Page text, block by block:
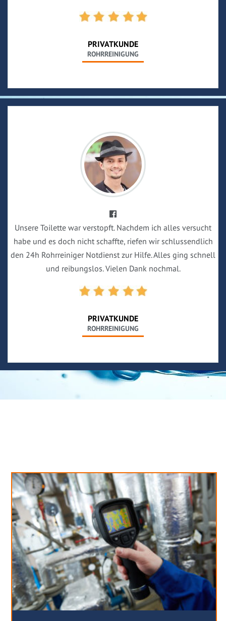
PRIVATKUNDE
ROHRREINIGUNG
Unsere Toilette war verstopft. Nachdem ich alles versucht
habe und es doch nicht schaffte, riefen wir schlussendlich
den 24h Rohrreiniger Notdienst zur Hilfe. Alles ging schnell
und reibungslos. Vielen Dank nochmal.
PRIVATKUNDE
ROHRREINIGUNG